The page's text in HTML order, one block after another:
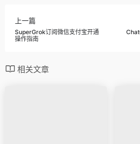
上一篇
SuperGrok订阅微信支付宝开通
操作指南
相关文章